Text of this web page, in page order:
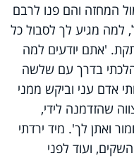
המחזה והם פנו לרבם
למה מגיע לך לסבול כל
'אתם יודעים למה
בדרך עם שלשה
אדם עני וביקש ממני
שהזדמנה לידי,
ואתן לך'. מיד ירדתי
ועוד לפני